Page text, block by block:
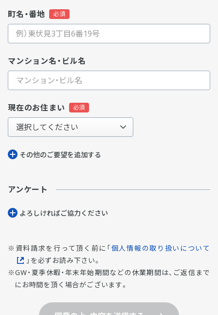
町名・番地
マンション名・ビル名
現在のお住まい
その他のご要望を追加する
アンケート
よろしければご協⼒ください
資料請求を行って頂く前に「個人情報の取り扱いについて
」を必ずお読み下さい。
GW・夏季休暇・年末年始期間などの休業期間は、ご返信まで
にお時間を頂く場合がございます。